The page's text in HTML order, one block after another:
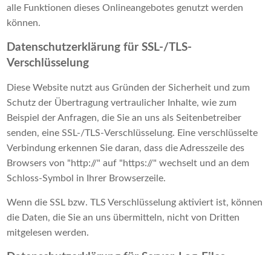
alle Funktionen dieses Onlineangebotes genutzt werden
können.
Datenschutzerklärung für SSL-/TLS-
Verschlüsselung
Diese Website nutzt aus Gründen der Sicherheit und zum
Schutz der Übertragung vertraulicher Inhalte, wie zum
Beispiel der Anfragen, die Sie an uns als Seitenbetreiber
senden, eine SSL-/TLS-Verschlüsselung. Eine verschlüsselte
Verbindung erkennen Sie daran, dass die Adresszeile des
Browsers von "http://" auf "https://" wechselt und an dem
Schloss-Symbol in Ihrer Browserzeile.
Wenn die SSL bzw. TLS Verschlüsselung aktiviert ist, können
die Daten, die Sie an uns übermitteln, nicht von Dritten
mitgelesen werden.